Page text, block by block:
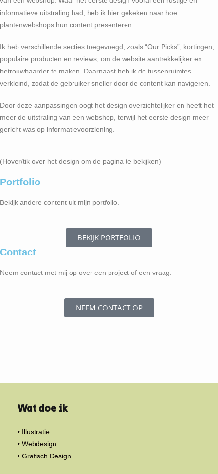
informatieve uitstraling had, heb ik hier gekeken naar hoe
plantenwebshops hun content presenteren.
Ik heb verschillende secties toegevoegd, zoals “Our Picks”, kortingen,
populaire producten en reviews, om de website aantrekkelijker en
betrouwbaarder te maken. Daarnaast heb ik de tussenruimtes
verkleind, zodat de gebruiker sneller door de content kan navigeren.
Door deze aanpassingen oogt het design overzichtelijker en heeft het
meer de uitstraling van een webshop, terwijl het eerste design meer
gericht was op informatievoorziening.
(Hover/tik over het design om de pagina te bekijken)
Portfolio
Bekijk andere content uit mijn portfolio.
BEKIJK PORTFOLIO
Contact
Neem contact met mij op over een project of een vraag.
NEEM CONTACT OP
Wat doe ik
• Illustratie
• Webdesign
• Grafisch Design